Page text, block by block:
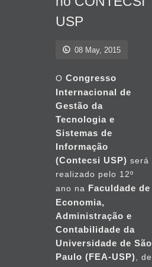
USP
08 May, 2015
O Congresso
Internacional de
Gestão da
Tecnologia e
Sistemas de
Informação
(Contecsi USP) será
realizado pelo 12º
ano na Faculdade de
Economia,
Administração e
Contabilidade da
Universidade de São
Paulo (FEA-USP) , de